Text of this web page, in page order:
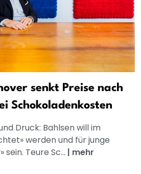
senkt Preise nach
Schokoladenkosten
Druck: Bahlsen will im
werden und für junge
Teure Sc... | mehr